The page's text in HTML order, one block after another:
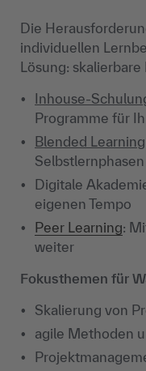
Die
individuellen
Lösung: skalierbare
Inhouse-
Programme für
Blended Learning
Digitale
eigenen Tempo
Peer Learning:
weiter
Fokusthemen für
Skalierung von
agile Methoden